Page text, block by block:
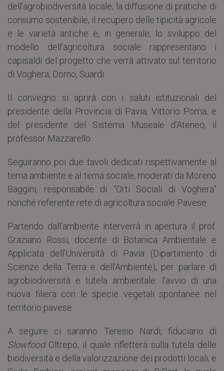
dell’agrobiodiversità locale, la diffusione di pratiche di
consumo sostenibile, il recupero delle tipicità agricole
e le varietà antiche e, in generale, lo sviluppo del
modello dell’agricoltura sociale rappresentano i
capisaldi del progetto che verrà attivato sul territorio
di Voghera, Dorno, Suardi.
Il convegno si aprirà con i saluti istituzionali del
presidente della Provincia di Pavia, Vittorio Poma, e
del presidente del Sistema Museale d’Ateneo, il
professor Mazzarello.
Seguiranno poi due tavoli dedicati rispettivamente al
tema ambiente e al tema sociale, moderati da Moreno
Baggini, responsabile di “Orti Sociali di Voghera”
nonché referente rete di agricoltura sociale Pavese.
Partendo dall’ambiente interverrà in apertura il prof.
Graziano Rossi, docente di Botanica Ambientale e
Applicata dell’Università di Pavia (Dipartimento di
Scienze della Terra e dell’Ambiente), per parlare di
agrobiodiversità e tutela ambientale: l’avvio di una
nuova filiera con le specie vegetali spontanee nel
territorio pavese.
A seguire ci saranno Teresio Nardi, fiduciario di
SlowfoodOltrepó, il quale rifletterà sulla tutela delle
biodiversità e della valorizzazione dei prodotti locali, e